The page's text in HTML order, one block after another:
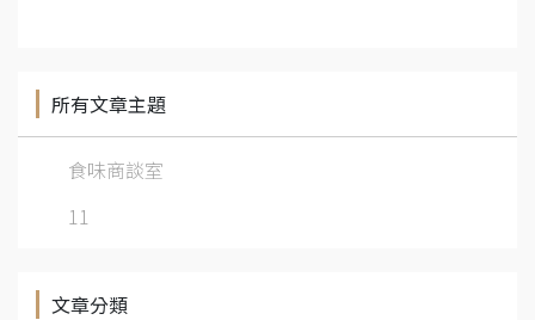
所有文章主題
食味商談室
11
文章分類